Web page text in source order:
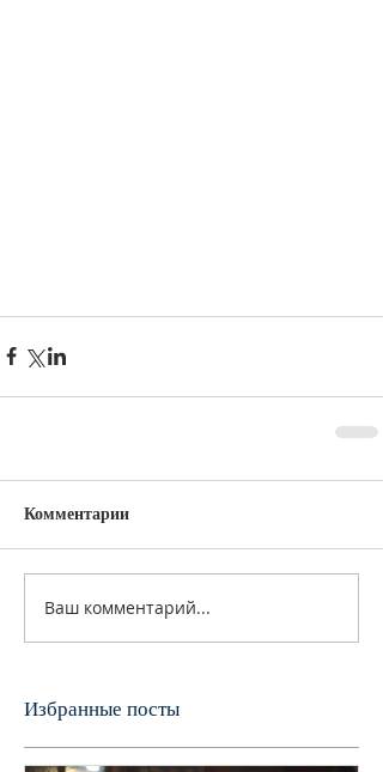
Комментарии
Ваш комментарий...
Избранные посты